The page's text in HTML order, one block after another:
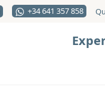
+34 641 357 858